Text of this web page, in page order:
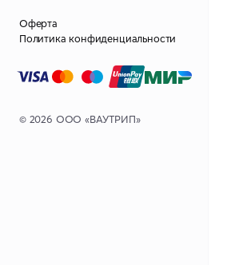
Оферта
Политика конфиденциальности
© 2026 ООО «ВАУТРИП»